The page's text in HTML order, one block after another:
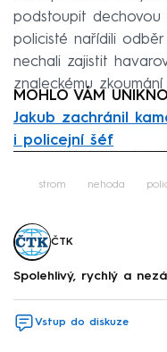
podstoupit dechovou
policisté nařídili
nechali zajistit
znaleckému
MOHLO VÁM
Jakub zachránil
i policejní šéf
strom nehoda
ČTK
Spolehlivý, rychlý a
Vstup do diskuze